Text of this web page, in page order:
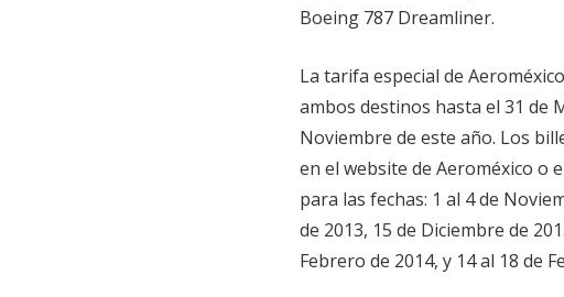
Boeing 787 Dreamliner.
La tarifa especial de
ambos destinos hasta el 31 de
Noviembre de este año. Los
en el website de Aeroméxico o
para las fechas: 1 al 4 de
de 2013, 15 de Diciembre de
Febrero de 2014, y 14 al 18 de